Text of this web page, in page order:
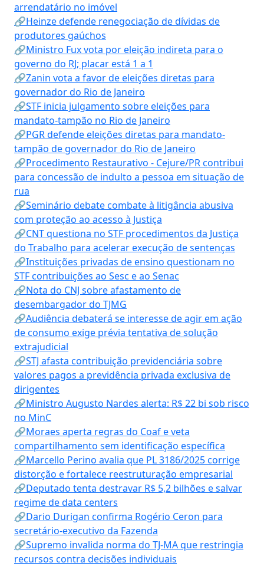
arrendatário no imóvel
🔗Heinze defende renegociação de dívidas de
produtores gaúchos
🔗Ministro Fux vota por eleição indireta para o
governo do RJ; placar está 1 a 1
🔗Zanin vota a favor de eleições diretas para
governador do Rio de Janeiro
🔗STF inicia julgamento sobre eleições para
mandato-tampão no Rio de Janeiro
🔗PGR defende eleições diretas para mandato-
tampão de governador do Rio de Janeiro
🔗Procedimento Restaurativo - Cejure/PR contribui
para concessão de indulto a pessoa em situação de
rua
🔗Seminário debate combate à litigância abusiva
com proteção ao acesso à Justiça
🔗CNT questiona no STF procedimentos da Justiça
do Trabalho para acelerar execução de sentenças
🔗Instituições privadas de ensino questionam no
STF contribuições ao Sesc e ao Senac
🔗Nota do CNJ sobre afastamento de
desembargador do TJMG
🔗Audiência debaterá se interesse de agir em ação
de consumo exige prévia tentativa de solução
extrajudicial
🔗STJ afasta contribuição previdenciária sobre
valores pagos a previdência privada exclusiva de
dirigentes
🔗Ministro Augusto Nardes alerta: R$ 22 bi sob risco
no MinC
🔗Moraes aperta regras do Coaf e veta
compartilhamento sem identificação específica
🔗Marcello Perino avalia que PL 3186/2025 corrige
distorção e fortalece reestruturação empresarial
🔗Deputado tenta destravar R$ 5,2 bilhões e salvar
regime de data centers
🔗Dario Durigan confirma Rogério Ceron para
secretário-executivo da Fazenda
🔗Supremo invalida norma do TJ-MA que restringia
recursos contra decisões individuais